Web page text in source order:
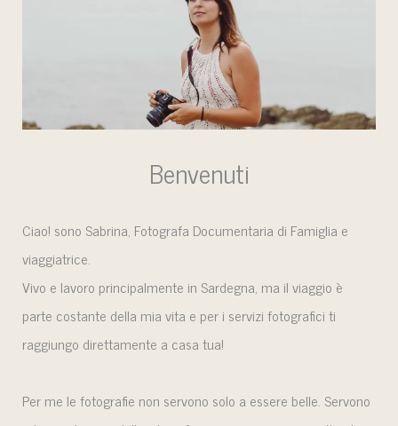
Benvenuti
Ciao! sono Sabrina, Fotografa Documentaria di Famiglia e
viaggiatrice.
Vivo e lavoro principalmente in Sardegna, ma il viaggio è
parte costante della mia vita e per i servizi fotografici ti
raggiungo direttamente a casa tua!
Per me le fotografie non servono solo a essere belle. Servono